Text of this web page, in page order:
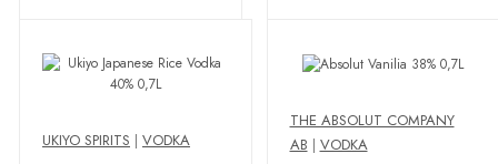
UKIYO SPIRITS | VODKA
THE ABSOLUT COMPANY
AB | VODKA